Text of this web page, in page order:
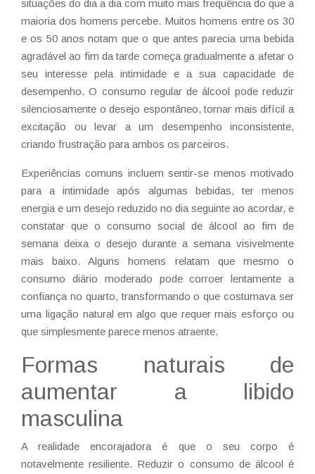
situações do dia a dia com muito mais frequência do que a
maioria dos homens percebe. Muitos homens entre os 30
e os 50 anos notam que o que antes parecia uma bebida
agradável ao fim da tarde começa gradualmente a afetar o
seu interesse pela intimidade e a sua capacidade de
desempenho. O consumo regular de álcool pode reduzir
silenciosamente o desejo espontâneo, tornar mais difícil a
excitação ou levar a um desempenho inconsistente,
criando frustração para ambos os parceiros.
Experiências comuns incluem sentir-se menos motivado
para a intimidade após algumas bebidas, ter menos
energia e um desejo reduzido no dia seguinte ao acordar, e
constatar que o consumo social de álcool ao fim de
semana deixa o desejo durante a semana visivelmente
mais baixo. Alguns homens relatam que mesmo o
consumo diário moderado pode corroer lentamente a
confiança no quarto, transformando o que costumava ser
uma ligação natural em algo que requer mais esforço ou
que simplesmente parece menos atraente.
Formas naturais de
aumentar a libido
masculina
A realidade encorajadora é que o seu corpo é
notavelmente resiliente. Reduzir o consumo de álcool é